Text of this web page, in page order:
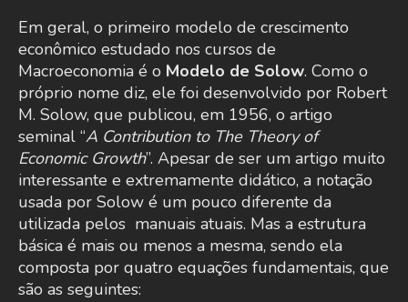
Em geral, o primeiro modelo de crescimento
econômico estudado nos cursos de
Macroeconomia é o Modelo de Solow. Como o
próprio nome diz, ele foi desenvolvido por Robert
M. Solow, que publicou, em 1956, o artigo
seminal “A Contribution to The Theory of
Economic Growth”. Apesar de ser um artigo muito
interessante e extremamente didático, a notação
usada por Solow é um pouco diferente da
utilizada pelos manuais atuais. Mas a estrutura
básica é mais ou menos a mesma, sendo ela
composta por quatro equações fundamentais, que
são as seguintes: